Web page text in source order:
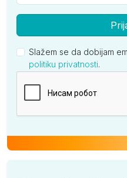
Slažem se da dobijam
politiku privatnosti.